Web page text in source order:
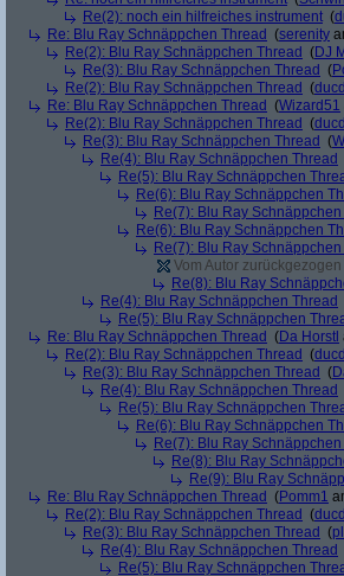
Re(2): noch ein hilfreiches instrument (
Re: Blu Ray Schnäppchen Thread (serenity
Re(2): Blu Ray Schnäppchen Thread (DJ
Re(3): Blu Ray Schnäppchen Thread (
Re(2): Blu Ray Schnäppchen Thread (
Re: Blu Ray Schnäppchen Thread (Wizard51
Re(2): Blu Ray Schnäppchen Thread (
Re(3): Blu Ray Schnäppchen Thread (
Re(4): Blu Ray Schnäppchen Thread
Re(5): Blu Ray Schnäppchen
Re(6): Blu Ray Schnäppchen
Re(7): Blu Ray Schnäppchen
Re(6): Blu Ray Schnäppchen
Re(7): Blu Ray Schnäppchen
Vom Autor
Re(8): Blu Ray
Re(4): Blu Ray Schnäppchen Thread
Re(5): Blu Ray Schnäppchen
Re: Blu Ray Schnäppchen Thread (Da Horstl
Re(2): Blu Ray Schnäppchen Thread (
Re(3): Blu Ray Schnäppchen Thread (
Re(4): Blu Ray Schnäppchen Thread
Re(5): Blu Ray Schnäppchen
Re(6): Blu Ray Schnäppchen
Re(7): Blu Ray Schnäppchen
Re(8): Blu Ray
Re(9): Blu Ray
Re: Blu Ray Schnäppchen Thread (Pomm1
Re(2): Blu Ray Schnäppchen Thread (
Re(3): Blu Ray Schnäppchen Thread (
Re(4): Blu Ray Schnäppchen Thread
Re(5): Blu Ray Schnäppchen